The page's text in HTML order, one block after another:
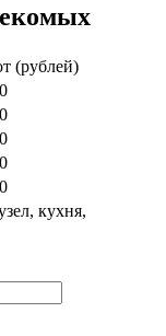
(рублей)
кухня,